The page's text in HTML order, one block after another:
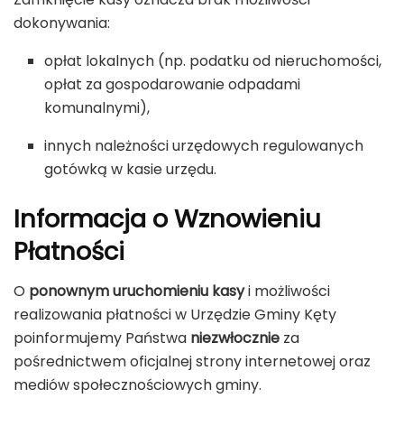
dokonywania:
opłat lokalnych (np. podatku od nieruchomości,
opłat za gospodarowanie odpadami
komunalnymi),
innych należności urzędowych regulowanych
gotówką w kasie urzędu.
Informacja o Wznowieniu
Płatności
O ponownym uruchomieniu kasyi możliwości
realizowania płatności w Urzędzie Gminy Kęty
poinformujemy Państwa niezwłocznie za
pośrednictwem oficjalnej strony internetowej oraz
mediów społecznościowych gminy.